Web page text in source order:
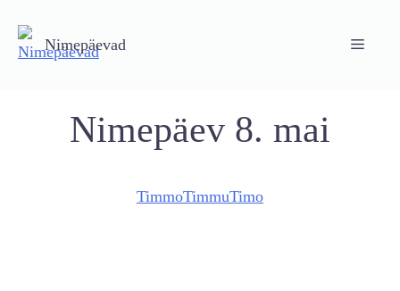
content
Nimepäevad Menu
Nimepäev 8. mai
TimmoTimmuTimo